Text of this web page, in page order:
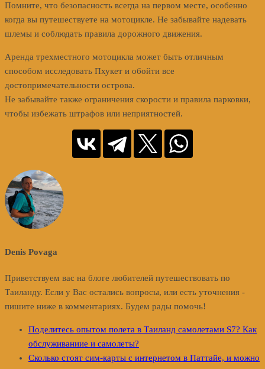
Помните, что безопасность всегда на первом месте, особенно
когда вы путешествуете на мотоцикле. Не забывайте надевать
шлемы и соблюдать правила дорожного движения.
Аренда трехместного мотоцикла может быть отличным
способом исследовать Пхукет и обойти все
достопримечательности острова.
Не забывайте также ограничения скорости и правила парковки,
чтобы избежать штрафов или неприятностей.
Denis Povaga
Приветствуем вас на блоге любителей путешествовать по
Таиланду. Если у Вас остались вопросы, или есть уточнения -
пишите ниже в комментариях. Будем рады помочь!
Поделитесь опытом полета в Таиланд самолетами S7? Как
обслуживаниие и самолеты?
Сколько стоят сим-карты с интернетом в Паттайе, и можно